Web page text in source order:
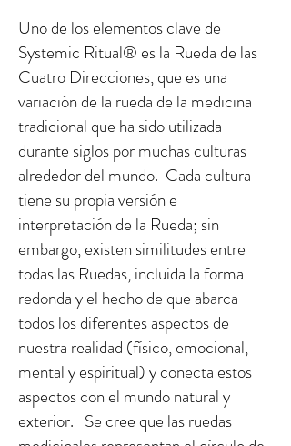
Uno de los elementos clave de
Systemic Ritual® es la Rueda de las
Cuatro Direcciones, que es una
variación de la rueda de la medicina
tradicional que ha sido utilizada
durante siglos por muchas culturas
alrededor del mundo. Cada cultura
tiene su propia versión e
interpretación de la Rueda; sin
embargo, existen similitudes entre
todas las Ruedas, incluida la forma
redonda y el hecho de que abarca
todos los diferentes aspectos de
nuestra realidad (físico, emocional,
mental y espiritual) y conecta estos
aspectos con el mundo natural y
exterior. Se cree que las ruedas